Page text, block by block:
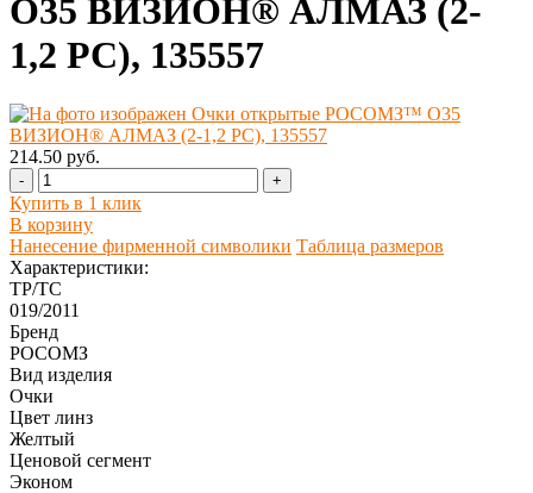
О35 ВИЗИОН® АЛМАЗ (2-
1,2 PC), 135557
214.50 руб.
- +
Купить в 1 клик
В корзину
Нанесение фирменной символики Таблица размеров
Характеристики:
ТР/ТС
019/2011
Бренд
РОСОМЗ
Вид изделия
Очки
Цвет линз
Желтый
Ценовой сегмент
Эконом